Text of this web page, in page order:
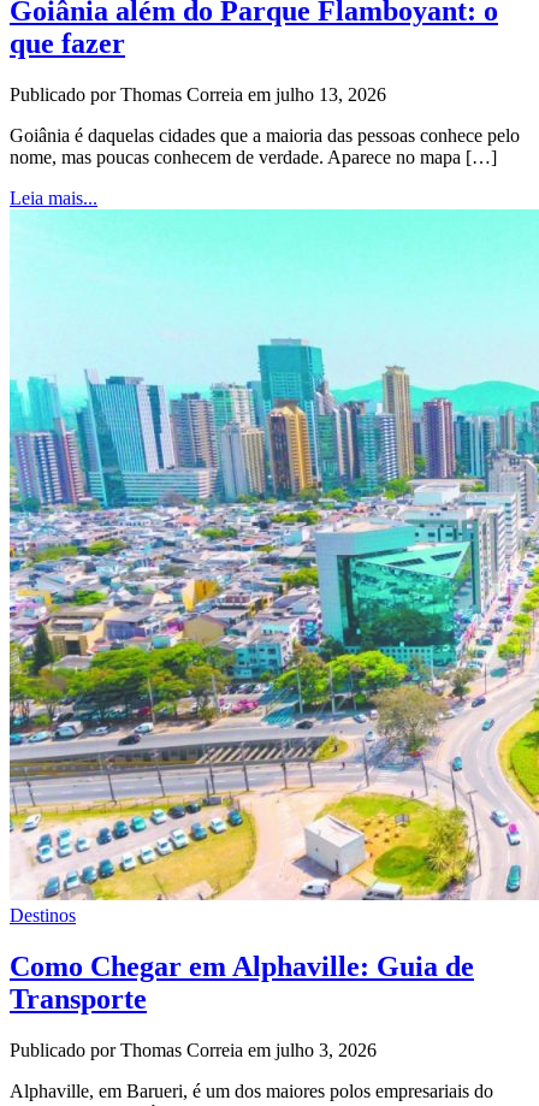
Goiânia além do Parque Flamboyant: o
que fazer
Publicado por Thomas Correia em julho 13, 2026
Goiânia é daquelas cidades que a maioria das pessoas conhece pelo
nome, mas poucas conhecem de verdade. Aparece no mapa […]
Leia mais...
Destinos
Como Chegar em Alphaville: Guia de
Transporte
Publicado por Thomas Correia em julho 3, 2026
Alphaville, em Barueri, é um dos maiores polos empresariais do